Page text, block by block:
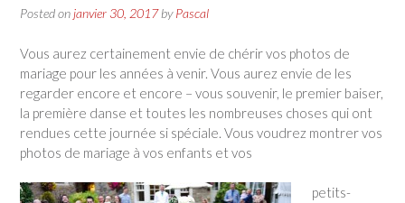
Posted on janvier 30, 2017byPascal
Vous aurez certainement envie de chérir vos photos de
mariage pour les années à venir. Vous aurez envie de les
regarder encore et encore – vous souvenir, le premier baiser,
la première danse et toutes les nombreuses choses qui ont
rendues cette journée si spéciale. Vous voudrez montrer vos
photos de mariage à vos enfants et vos
petits-